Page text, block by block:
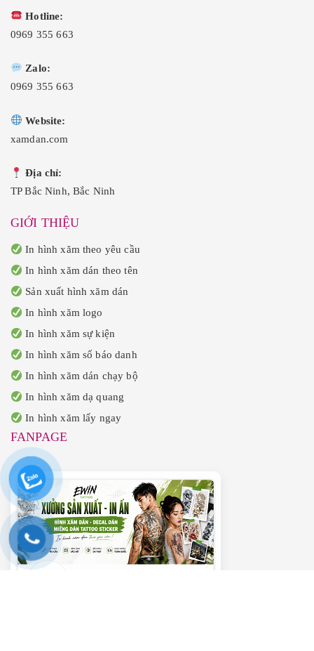
Hotline:
0969 355 663
Zalo:
0969 355 663
Website:
xamdan.com
Địa chỉ:
TP Bắc Ninh, Bắc Ninh
GIỚI THIỆU
In hình xăm theo yêu cầu
In hình xăm dán theo tên
Sản xuất hình xăm dán
In hình xăm logo
In hình xăm sự kiện
In hình xăm số báo danh
In hình xăm dán chạy bộ
In hình xăm dạ quang
In hình xăm lấy ngay
FANPAGE